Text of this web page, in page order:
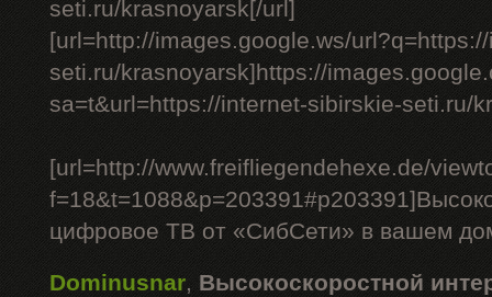
seti.ru/krasnoyarsk[/url]
[url=http://images.google.ws/
seti.ru/krasnoyarsk]https://
sa=t&url=https://internet-sibirskie-seti.ru/
[url=http://www.freifliegendehexe.de/
цифровое ТВ от «СибСети» в вашем
Dominusnar, Высокоскоростной